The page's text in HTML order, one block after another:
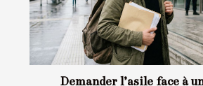
Demander l’asile face à